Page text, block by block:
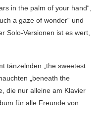
in the palm of your hand“,
a gaze of wonder“ und
Solo-Versionen ist es wert,
tänzelnden „the sweetest
„beneath the
die nur alleine am Klavier
für alle Freunde von